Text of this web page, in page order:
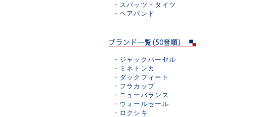
・ スパッツ・タイツ
・ ヘアバンド
・ ジャックパーセル
・ ミネトンカ
・ ダックフィート
・ フラカップ
・ ニューバランス
・ ウォールセール
・ ロクシキ